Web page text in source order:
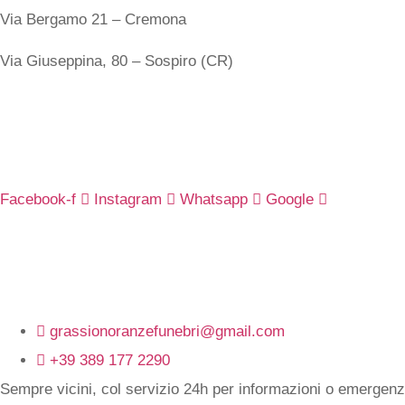
Via Bergamo 21 – Cremona
Via Giuseppina, 80 – Sospiro (CR)
Facebook-f Instagram Whatsapp Google
grassionoranzefunebri@gmail.com
+39 389 177 2290
Sempre vicini, col servizio 24h per informazioni o